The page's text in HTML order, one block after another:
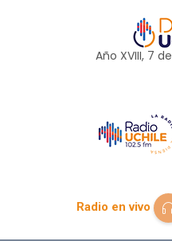
Año XVIII, 7 de
Radio en vivo